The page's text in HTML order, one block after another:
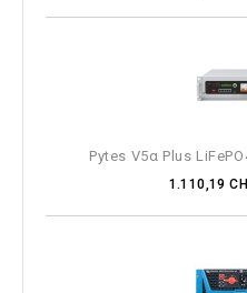
Pytes V5α Plus
1.110,19